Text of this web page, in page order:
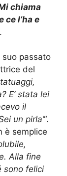
chiama
ce l’ha e
passato
del
E’ stata lei
il
un pirla’“.
è semplice
Alla fine
sono felici